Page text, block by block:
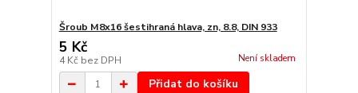
Šroub M8x16 šestihraná hlava, zn, 8.8, DIN 933
5 Kč
4 Kč bez DPH Není skladem
Přidat do košíku